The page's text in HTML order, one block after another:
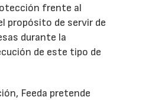
frente al
propósito de servir de
durante la
de este tipo de
Feeda pretende